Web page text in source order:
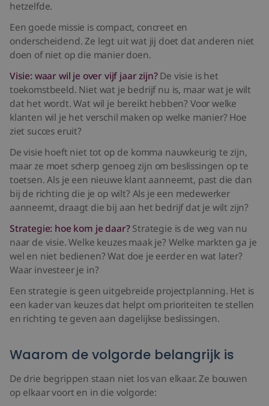
hetzelfde.
Een goede missie is compact, concreet en
onderscheidend. Ze legt uit wat jij doet dat anderen niet
doen of niet op die manier doen.
Visie: waar wil je over vijf jaar zijn?De visie is het
toekomstbeeld. Niet wat je bedrijf nu is, maar wat je wilt
dat het wordt. Wat wil je bereikt hebben? Voor welke
klanten wil je het verschil maken op welke manier? Hoe
ziet succes eruit?
De visie hoeft niet tot op de komma nauwkeurig te zijn,
maar ze moet scherp genoeg zijn om beslissingen op te
toetsen. Als je een nieuwe klant aanneemt, past die dan
bij de richting die je op wilt? Als je een medewerker
aanneemt, draagt die bij aan het bedrijf dat je wilt zijn?
Strategie: hoe kom je daar?Strategie is de weg van nu
naar de visie. Welke keuzes maak je? Welke markten ga je
wel en niet bedienen? Wat doe je eerder en wat later?
Waar investeer je in?
Een strategie is geen uitgebreide projectplanning. Het is
een kader van keuzes dat helpt om prioriteiten te stellen
en richting te geven aan dagelijkse beslissingen.
Waarom de volgorde belangrijk is
De drie begrippen staan niet los van elkaar. Ze bouwen
op elkaar voort en in die volgorde: